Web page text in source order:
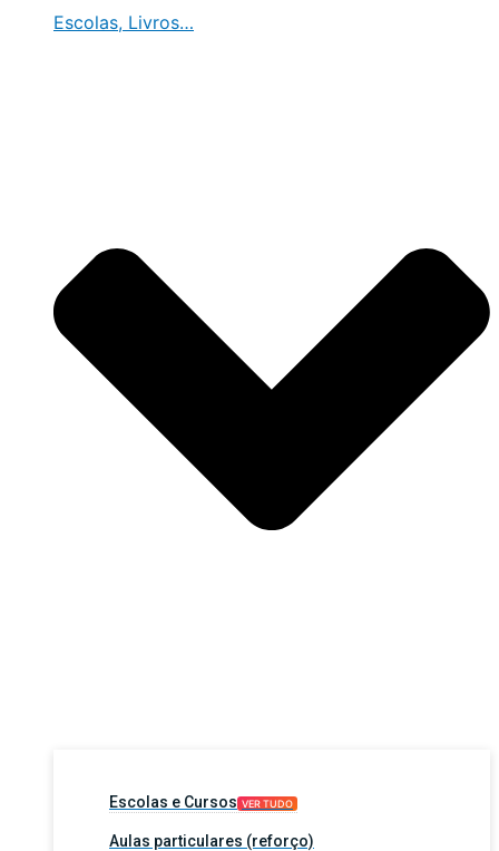
Escolas, Livros…
Escolas e Cursos VER TUDO
Aulas particulares (reforço)